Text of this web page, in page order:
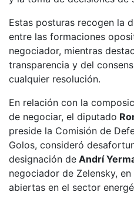
Estas posturas recogen la
entre las formaciones
negociador, mientras
transparencia y del
cualquier resolución.
En relación con la
de negociar, el diputado
preside la Comisión de
Golos, consideró
designación de Andrí
negociador de Zelensky,
abiertas en el sector